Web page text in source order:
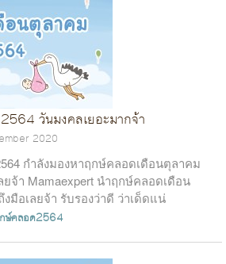
วันมงคลเยอะมากจ้า
2020
กำลังมองหาฤกษ์คลอดเดือนตุลาคม
จ้า Mamaexpert นำฤกษ์คลอดเดือน
มือเลยจ้า รับรองว่าดี ว่าเด็ดแน่
ษ์คลอด2564